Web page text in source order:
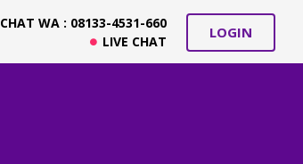
CHAT WA : 08133-4531-660
LIVE CHAT
LOGIN